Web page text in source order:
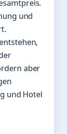
und
aber
und Hotel